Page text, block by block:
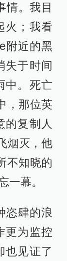
情。我目
火；我看
附近的黑
失于时间
中。死亡
，那位英
的复制人
烟灭，他
不知晓的
一幕。
恣肆的浪
更为监控
也见证了